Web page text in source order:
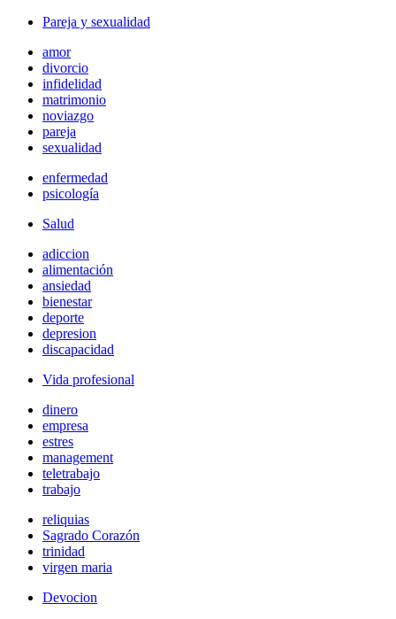
Pareja y sexualidad
amor
divorcio
infidelidad
matrimonio
noviazgo
pareja
sexualidad
enfermedad
psicología
Salud
adiccion
alimentación
ansiedad
bienestar
deporte
depresion
discapacidad
Vida profesional
dinero
empresa
estres
management
teletrabajo
trabajo
reliquias
Sagrado Corazón
trinidad
virgen maria
Devocion